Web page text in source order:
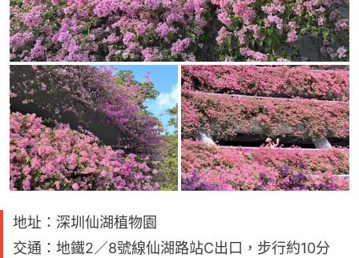
地址：深圳仙湖植物園
交通：地鐵2／8號線仙湖路站C出口，步行約10分